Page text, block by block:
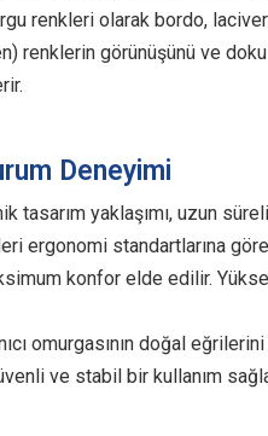
renkleri olarak bordo,
renklerin görünüşünü ve
Deneyimi
tasarım yaklaşımı, uzun
ergonomi standartlarına
konfor elde edilir.
omurgasının doğal
ve stabil bir kullanım